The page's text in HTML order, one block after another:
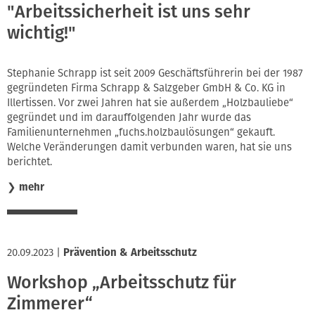
"Arbeitssicherheit ist uns sehr
wichtig!"
Stephanie Schrapp ist seit 2009 Geschäftsführerin bei der 1987
gegründeten Firma Schrapp & Salzgeber GmbH & Co. KG in
Illertissen. Vor zwei Jahren hat sie außerdem „Holzbauliebe“
gegründet und im darauffolgenden Jahr wurde das
Familienunternehmen „fuchs.holzbaulösungen“ gekauft.
Welche Veränderungen damit verbunden waren, hat sie uns
berichtet.
❯ mehr
20.09.2023 Prävention & Arbeitsschutz
Workshop „Arbeitsschutz für
Zimmerer“